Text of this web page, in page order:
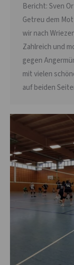
Bericht: Sven
Getreu dem
wir nach
Zahlreich und
gegen
mit vielen
auf beiden